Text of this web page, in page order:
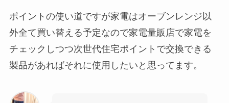
ポイントの使い道ですが家電はオーブンレンジ以
外全て買い替える予定なので家電量販店で家電を
チェックしつつ次世代住宅ポイントで交換できる
製品があればそれに使用したいと思ってます。